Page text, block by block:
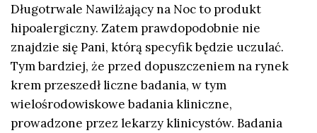
Długotrwale Nawilżający na Noc to produkt
hipoalergiczny. Zatem prawdopodobnie nie
znajdzie się Pani, którą specyfik będzie uczulać.
Tym bardziej, że przed dopuszczeniem na rynek
krem przeszedł liczne badania, w tym
wielośrodowiskowe badania kliniczne,
prowadzone przez lekarzy klinicystów. Badania